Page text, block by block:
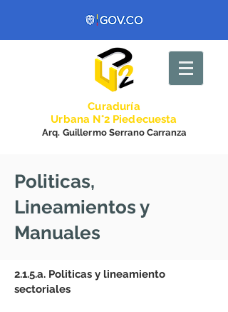
Curaduría
Urbana N°2 Piedecuesta
Arq. Guillermo Serrano Carranza
Politicas,
Lineamientos y
Manuales
2.1.5.a. Politicas y lineamiento
sectoriales